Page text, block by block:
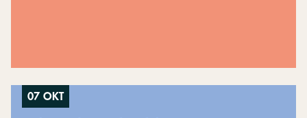
07 OKT